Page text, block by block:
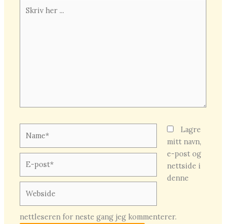
her
post*
Lagre
mitt navn,
e-post og
nettside i
denne
nettleseren for neste gang jeg kommenterer.